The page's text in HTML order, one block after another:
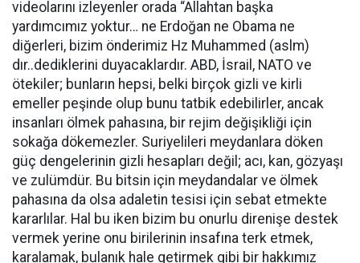
videolarını izleyenler orada “Allahtan başka
yardımcımız yoktur… ne Erdoğan ne Obama ne
diğerleri, bizim önderimiz Hz Muhammed (aslm)
dır..dediklerini duyacaklardır. ABD, İsrail, NATO ve
ötekiler; bunların hepsi, belki birçok gizli ve kirli
emeller peşinde olup bunu tatbik edebilirler, ancak
insanları ölmek pahasına, bir rejim değişikliği için
sokağa dökemezler. Suriyelileri meydanlara döken
güç dengelerinin gizli hesapları değil; acı, kan, gözyaşı
ve zulümdür. Bu bitsin için meydandalar ve ölmek
pahasına da olsa adaletin tesisi için sebat etmekte
kararlılar. Hal bu iken bizim bu onurlu direnişe destek
vermek yerine onu birilerinin insafına terk etmek,
karalamak, bulanık hale getirmek gibi bir hakkımız